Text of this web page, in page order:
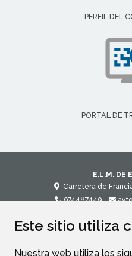
Este sitio utiliza
Nuestra web utiliza los
PERFIL DEL
PORTAL DE
E.L.M. DE
Carretera de
974487449